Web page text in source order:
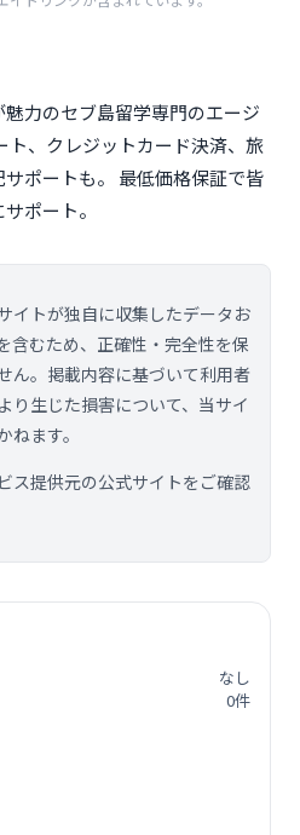
力のセブ島留学専門のエージ
ト、クレジットカード決済、旅
ポートも。 最低価格保証で皆
ポート。
イトが独自に収集したデータお
含むため、正確性・完全性を保
ん。掲載内容に基づいて利用者
り生じた損害について、当サイ
ねます。
ス提供元の公式サイトをご確認
なし
0件